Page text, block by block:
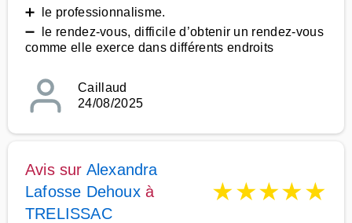
➕ le professionnalisme.
➖ le rendez-vous, difficile d’obtenir un rendez-vous
comme elle exerce dans différents endroits
Caillaud
24/08/2025
Avis sur Alexandra
Lafosse Dehouxà
TRELISSAC
★★★★★